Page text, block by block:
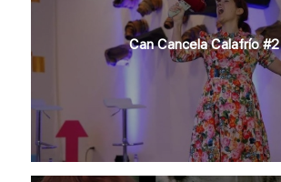
Can Cancela Calafrío #2